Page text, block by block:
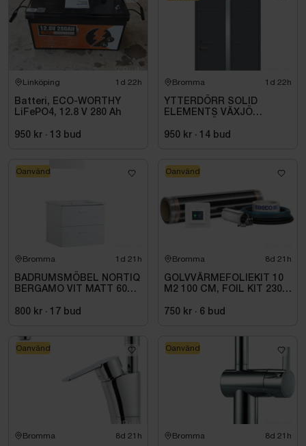
Linköping 1d 22h
Batteri, ECO-WORTHY
LiFePO4, 12.8 V 280 Ah
950 kr · 13 bud
Bromma 1d 22h
YTTERDÖRR SOLID
ELEMENTS VÄXJÖ
950 kr · 14 bud
Bromma 1d 21h
BADRUMSMÖBEL NORTIQ
BERGAMO VIT MATT 60
800 kr · 17 bud
Oanvänd
Bromma 8d 21h
GOLVVÄRMEFOLIEKIT 10
M2 100 CM, FOIL KIT 230
750 kr · 6 bud
Oanvänd
Bromma 8d 21h
Oanvänd
Bromma 8d 21h
Oanvänd